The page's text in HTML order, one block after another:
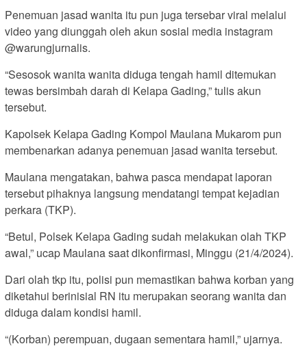
Penemuan jasad wanita itu pun juga tersebar viral melalui
video yang diunggah oleh akun sosial media instagram
@warungjurnalis.
“Sesosok wanita wanita diduga tengah hamil ditemukan
tewas bersimbah darah di Kelapa Gading,” tulis akun
tersebut.
Kapolsek Kelapa Gading Kompol Maulana Mukarom pun
membenarkan adanya penemuan jasad wanita tersebut.
Maulana mengatakan, bahwa pasca mendapat laporan
tersebut pihaknya langsung mendatangi tempat kejadian
perkara (TKP).
“Betul, Polsek Kelapa Gading sudah melakukan olah TKP
awal,” ucap Maulana saat dikonfirmasi, Minggu (21/4/2024).
Dari olah tkp itu, polisi pun memastikan bahwa korban yang
diketahui berinisial RN itu merupakan seorang wanita dan
diduga dalam kondisi hamil.
“(Korban) perempuan, dugaan sementara hamil,” ujarnya.